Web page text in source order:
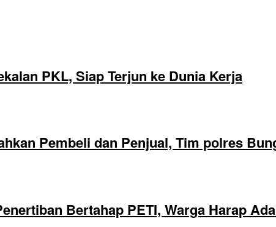
PKL, Siap Terjun ke Dunia Kerja
Pembeli dan Penjual, Tim polres
Bertahap PETI, Warga Harap